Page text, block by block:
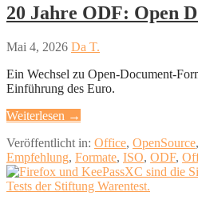
20 Jahre ODF: Open
Mai 4, 2026 Da T.
Ein Wechsel zu Open-Document-
Einführung des Euro.
Weiterlesen →
Veröffentlicht in: Office, OpenSource,
Empfehlung, Formate, ISO, ODF,